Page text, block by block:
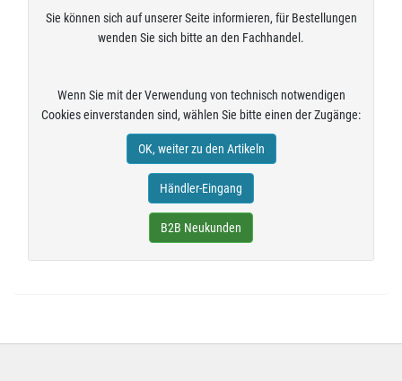
Sie können sich auf unserer Seite informieren, für Bestellungen
wenden Sie sich bitte an den Fachhandel.
Wenn Sie mit der Verwendung von technisch notwendigen
Cookies einverstanden sind, wählen Sie bitte einen der Zugänge:
OK, weiter zu den Artikeln
Händler-Eingang
B2B Neukunden